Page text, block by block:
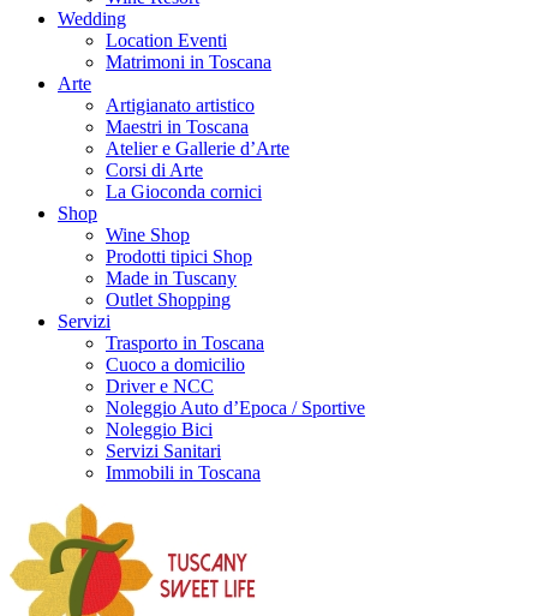
Wedding
Location Eventi
Matrimoni in Toscana
Arte
Artigianato artistico
Maestri in Toscana
Atelier e Gallerie d’Arte
Corsi di Arte
La Gioconda cornici
Shop
Wine Shop
Prodotti tipici Shop
Made in Tuscany
Outlet Shopping
Servizi
Trasporto in Toscana
Cuoco a domicilio
Driver e NCC
Noleggio Auto d’Epoca / Sportive
Noleggio Bici
Servizi Sanitari
Immobili in Toscana